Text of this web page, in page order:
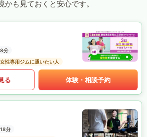
も見ておくと安心です。
分
女性専用ジムに通いたい人
る 体験・相談予約
分